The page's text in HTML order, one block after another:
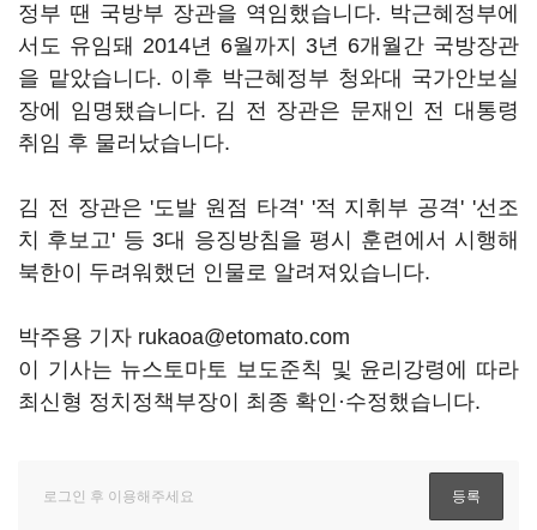
정부 땐 국방부 장관을 역임했습니다. 박근혜정부에
서도 유임돼 2014년 6월까지 3년 6개월간 국방장관
을 맡았습니다. 이후 박근혜정부 청와대 국가안보실
장에 임명됐습니다. 김 전 장관은 문재인 전 대통령
취임 후 물러났습니다.
김 전 장관은 '도발 원점 타격' '적 지휘부 공격' '선조
치 후보고' 등 3대 응징방침을 평시 훈련에서 시행해
북한이 두려워했던 인물로 알려져있습니다.
박주용 기자 rukaoa@etomato.com
이 기사는 뉴스토마토 보도준칙 및 윤리강령에 따라
최신형 정치정책부장이 최종 확인·수정했습니다.